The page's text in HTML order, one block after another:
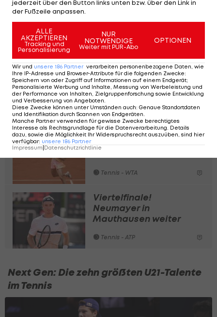
Potapova steht nach
Madrid
Tennis - WTA
Lilli Tagger kratzt nach
Achtelfinal-Sieg an
Career-High
Tennis - WTA
Grabher steigt in
Wiesbaden ins
Tennis - WTA
Viertelfinale!
Neumayer in
Mauthausen weiter
Tennis - ATP
Next Gen: Die zehn größten U21-Talente
im Tennis
jederzeit über den Button links unten bzw. über den Link in
der Fußzeile anpassen.
ALLE
AKZEPTIEREN
Tracking und
Personalisierung
NUR
NOTWENDIGE
Weiter mit PUR-Abo
OPTIONEN
Wir und unsere 186 Partner verarbeiten personenbezogene Daten, wie
Ihre IP-Adresse und Browser-Attribute für die folgenden Zwecke:
Speichern von oder Zugriff auf Informationen auf einem Endgerät;
Personalisierte Werbung und Inhalte, Messung von Werbeleistung und
der Performance von Inhalten, Zielgruppenforschung sowie Entwicklung
und Verbesserung von Angeboten.
Diese Zwecke können unter Umständen auch: Genaue Standortdaten
und Identifikation durch Scannen von Endgeräten.
Manche Partner verwenden für gewisse Zwecke berechtigtes
Interesse als Rechtsgrundlage für die Datenverarbeitung. Details
dazu, sowie die Möglichkeit Ihr Widerspruchsrecht auszuüben, sind hier
verfügbar: unsere 186 Partner
Impressum Datenschutzrichtlinie